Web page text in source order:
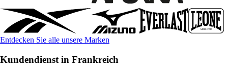
Entdecken Sie alle unsere Marken
Kundendienst in Frankreich